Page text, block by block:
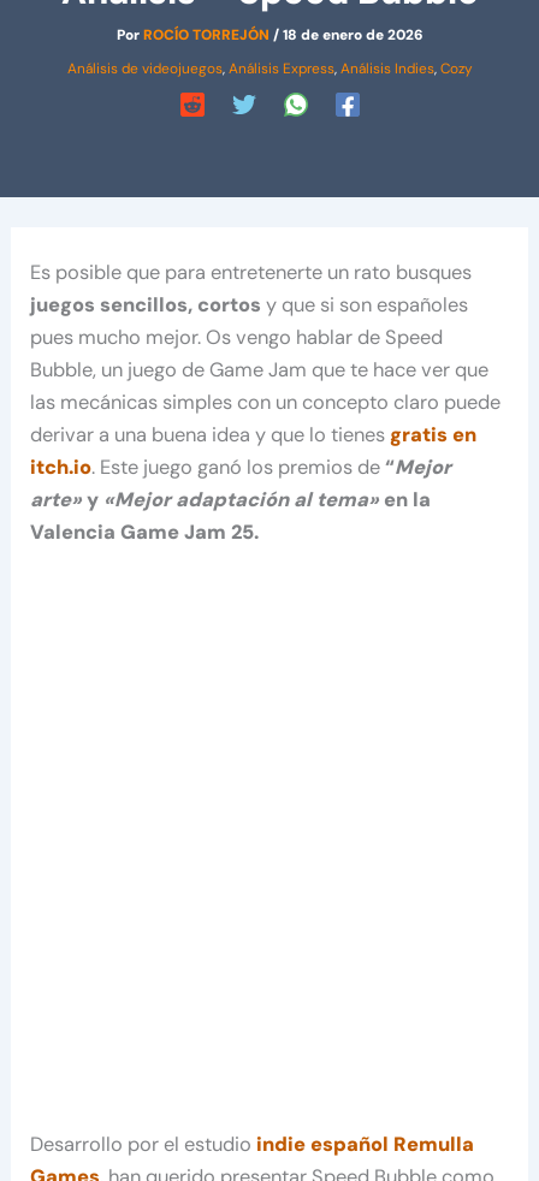
PorROCÍO TORREJÓN /18 de enero de 2026
Análisis de videojuegos,Análisis Express,Análisis Indies,Cozy
Es posible que para entretenerte un rato busques
juegos sencillos, cortosy que si son españoles
pues mucho mejor. Os vengo hablar de Speed
Bubble, un juego de Game Jam que te hace ver que
las mecánicas simples con un concepto claro puede
derivar a una buena idea y que lo tienesgratis en
itch.io. Este juego ganó los premios de“Mejor
arte»y «Mejor adaptación al tema» en la
Valencia Game Jam 25.
Desarrollo por el estudioindie español Remulla